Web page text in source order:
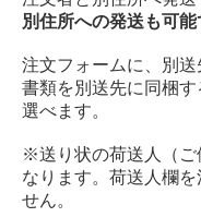
別住所への発送も可能
注文フォームに、別
書類を別送先に同梱
選べます。
※送り状の荷送人（ご
なります。荷送人欄
せん。